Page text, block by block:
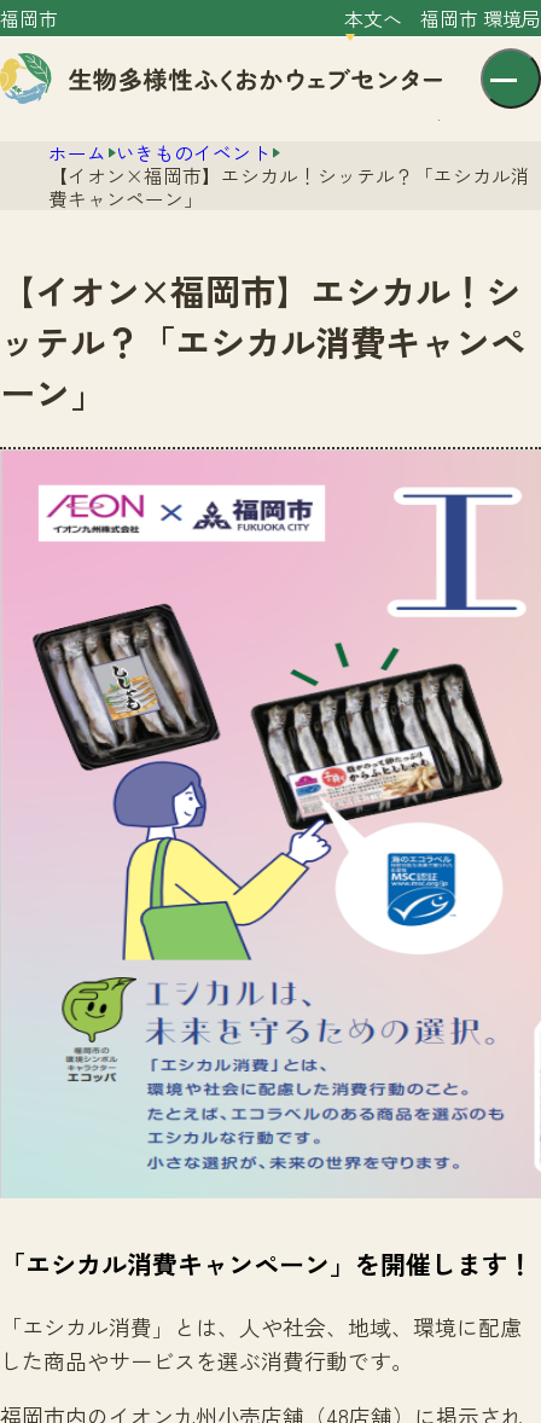
福岡市 本文へ 福岡市 環境局
文字サイズ 小 中
センター紹介
プライバシーポリシー
ニュース
ニュースTOP
市の取組み
いきものガイドTOP
いきもの図鑑
おでかけコース
保全アクション
イベント
調査レポート
調査レポートTOP
調査結果
ふくおかいきものマップ
マッチング
マッチングTOP
掲載申し込みフォーム
お問合せ
生物多様性ふくおかウェブセンターとは
サイトマップ
ホーム いきものイベント
【イオン×福岡市】エシカル！シッテル？「エシカル消
費キャンペーン」
【イオン×福岡市】エシカル！シ
ッテル？「エシカル消費キャンペ
ーン」
「エシカル消費キャンペーン」を開催します！
「エシカル消費」とは、人や社会、地域、環境に配慮
した商品やサービスを選ぶ消費行動です。
福岡市内のイオン九州小売店舗（48店舗）に掲示され